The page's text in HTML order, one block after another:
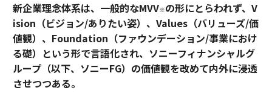
新企業理念体系は、一般的なMVV※の形にとらわれず、V
ision（ビジョン/ありたい姿）、Values（バリューズ/価
値観）、Foundation（ファウンデーション/事業におけ
る礎）という形で言語化され、ソニーフィナンシャルグ
ループ（以下、ソニーFG）の価値観を改めて内外に浸透
させつつある。